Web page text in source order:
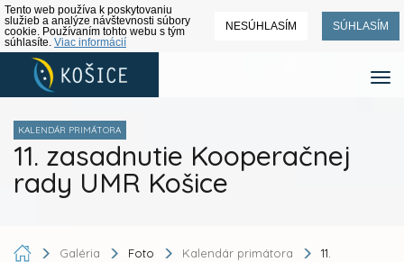
Tento web používa k poskytovaniu
služieb a analýze návštevnosti súbory
cookie. Používaním tohto webu s tým
súhlasíte. Viac informácií
NESÚHLASÍM SÚHLASÍM
KALENDÁR PRIMÁTORA
11. zasadnutie Kooperačnej
rady UMR Košice
Galéria Foto Kalendár primátora
11.